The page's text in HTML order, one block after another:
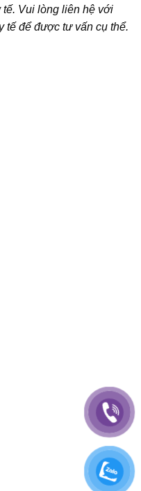
Vui lòng liên hệ với
tế để được tư vấn cụ thể.